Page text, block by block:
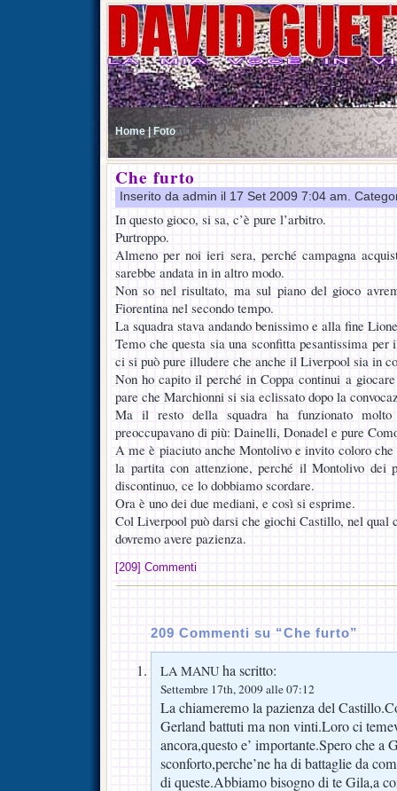
Home | Foto
Che furto
Inserito da admin il 17 Set 2009 7:04 am.
In questo gioco, si sa, c’è pure l’arbitro.
Purtroppo.
Almeno per noi ieri sera, perché campagna
sarebbe andata in in altro modo.
Non so nel risultato, ma sul piano del gioco
Fiorentina nel secondo tempo.
La squadra stava andando benissimo e alla fine
Temo che questa sia una sconfitta pesantissima
ci si può pure illudere che anche il Liverpool sia in
Non ho capito il perché in Coppa continui a
pare che Marchionni si sia eclissato dopo la
Ma il resto della squadra ha funzionato molto
preoccupavano di più: Dainelli, Donadel e pure
A me è piaciuto anche Montolivo e invito coloro che
la partita con attenzione, perché il Montolivo dei
discontinuo, ce lo dobbiamo scordare.
Ora è uno dei due mediani, e così si esprime.
Col Liverpool può darsi che giochi Castillo, nel qual
dovremo avere pazienza.
[209] Commenti
209 Commenti su “Che furto”
LA MANU ha scritto:
Settembre 17th, 2009 alle 07:12
La chiameremo la pazienza del
Gerland battuti ma non vinti.Loro ci
ancora,questo e’ importante.Spero che a
sconforto,perche’ne ha di battaglie da
di queste.Abbiamo bisogno di te Gila,a